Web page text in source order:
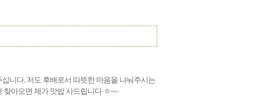
니다. 저도 후배로서 따뜻한 마음을 나눠주시는
아오면 제가 맛밥 사드립니다 ㅎ~~